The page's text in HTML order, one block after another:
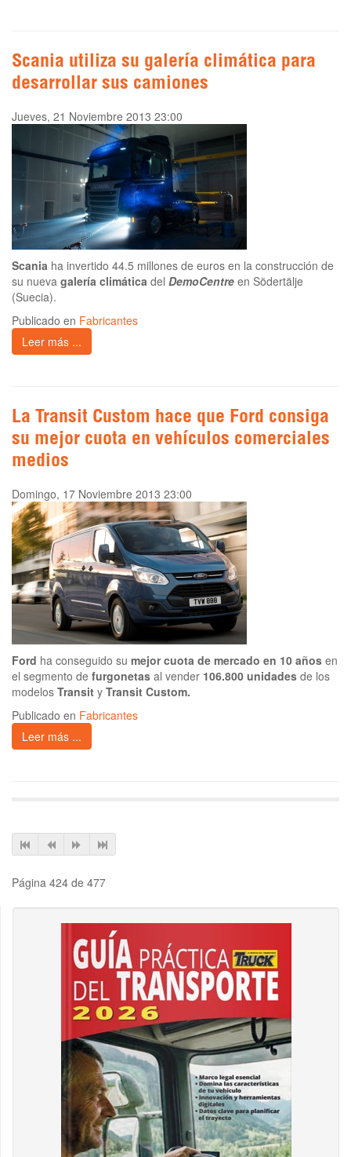
Scania utiliza su galería climática para
desarrollar sus camiones
Jueves, 21 Noviembre 2013 23:00
Scania ha invertido 44.5 millones de euros en la construcción de
su nueva galería climática del DemoCentre en Södertälje
(Suecia).
Publicado en Fabricantes
Leer más ...
La Transit Custom hace que Ford consiga
su mejor cuota en vehículos comerciales
medios
Domingo, 17 Noviembre 2013 23:00
Ford ha conseguido su mejor cuota de mercado en 10 años en
el segmento de furgonetas al vender 106.800 unidades de los
modelos Transit y Transit Custom.
Publicado en Fabricantes
Leer más ...
Página 424 de 477